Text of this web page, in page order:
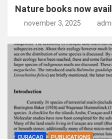
Nature books now
november 3, 2025
CURAÇAO PUBLICATIONS